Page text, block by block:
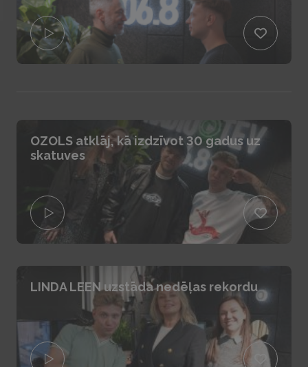
OZOLS atklāj, kā izdzīvot 30 gadus uz
skatuves
LINDA LEEN uzstāda nedēļas rekordu